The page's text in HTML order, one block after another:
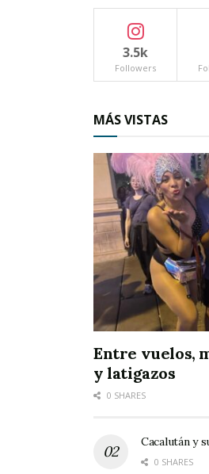
pasado lunes cuando por fin
Horas antes se les había
“Fondo de Ahorro” a cada
tantos burócratas, y ayer
rostros de tristeza por
que por fin habían recibido
El cuadragésimo
poco más de tres millones
estos adeudos que venían
burócratas; todo ello
deudas heredades por
3.5k
Followers
MÁS VISTAS
Entre vuelos,
y latigazos
0 SHARES
Cacalután y
0 SHARES